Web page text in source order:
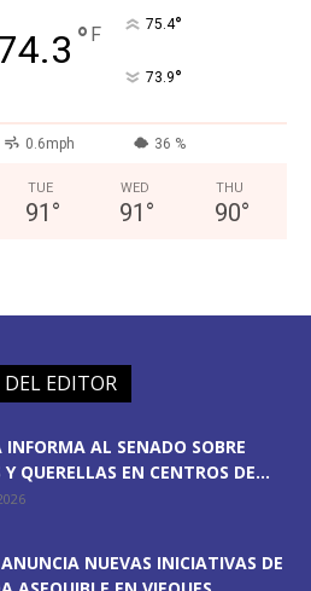
° F 75.4°
73.9°
0.6mph 36 %
TUE
91 °
WED
91 °
THU
90°
EDITOR
INFORMA AL SENADO SOBRE
Y QUERELLAS EN CENTROS DE...
NUEVAS INICIATIVAS DE